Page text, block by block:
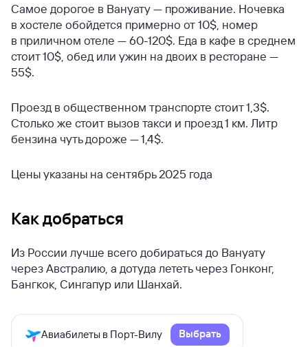
Самое дорогое в Вануату — проживание. Ночевка
в хостеле обойдется примерно от 10$, номер
в приличном отеле — 60-120$. Еда в кафе в среднем
стоит 10$, обед или ужин на двоих в ресторане —
55$.
Проезд в общественном транспорте стоит 1,3$.
Столько же стоит вызов такси и проезд 1 км. Литр
бензина чуть дороже — 1,4$.
Цены указаны на сентябрь 2025 года
Как добраться
Из России лучше всего добираться до Вануату
через Австралию, а дотуда лететь через Гонконг,
Бангкок, Сингапур или Шанхай.
Авиабилеты в Порт-Вилу Выбрать